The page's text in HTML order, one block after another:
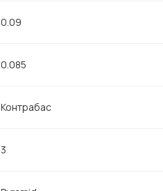
0.09
0.085
Контрабас
3